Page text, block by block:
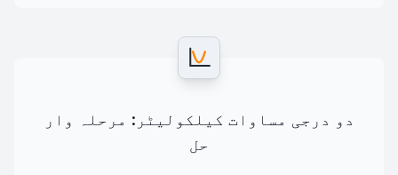
دو درجی مساوات کیلکولیٹر: مرحلہ وار
حل